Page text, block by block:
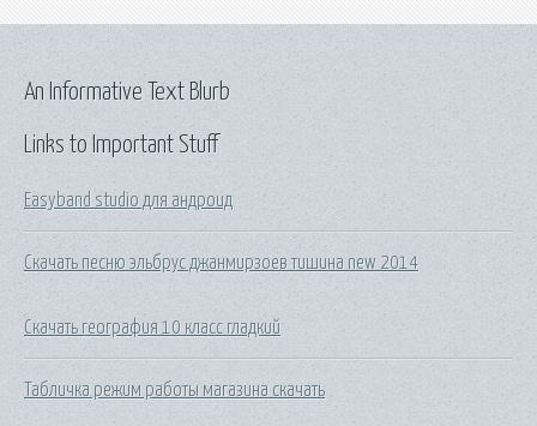
Links to Important Stuff
Easyband studio для андроид
Скачать песню эльбрус джанмирзоев тишина new 2014
Скачать география 10 класс гладкий
Табличка режим работы магазина скачать
An Informative Text Blurb